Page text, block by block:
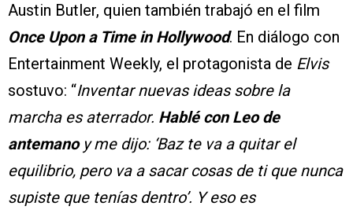
Austin Butler, quien también trabajó en el film
Once Upon a Time in Hollywood. En diálogo con
Entertainment Weekly, el protagonista de Elvis
sostuvo: “Inventar nuevas ideas sobre la
marcha es aterrador. Hablé con Leo de
antemano y me dijo: ‘Baz te va a quitar el
equilibrio, pero va a sacar cosas de ti que nunca
supiste que tenías dentro’. Y eso es